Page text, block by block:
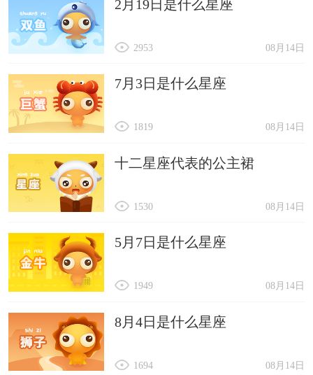
2月19日是什么星座
08月14日
2953
7月3日是什么星座
08月14日
1819
十二星座代表的公主裙
08月14日
1530
5月7日是什么星座
08月14日
1949
8月4日是什么星座
08月14日
1694